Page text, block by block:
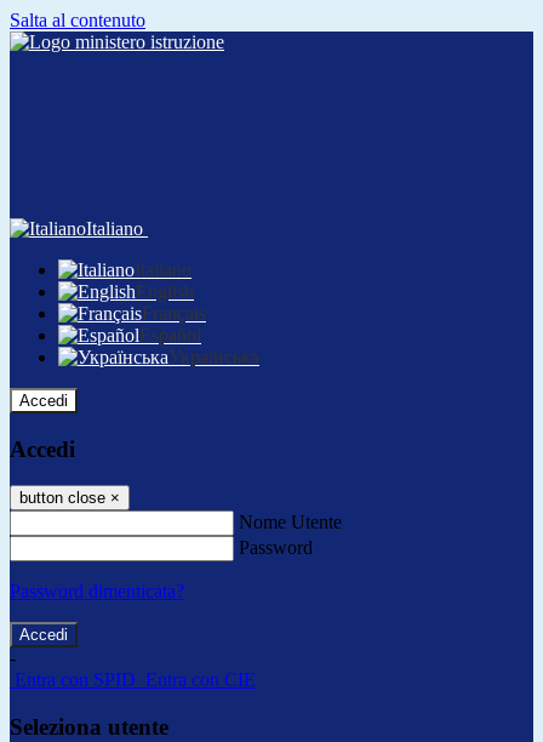
Salta al contenuto
Italiano
Italiano
English
Français
Español
Українська
Accedi
Accedi
button close ×
Nome Utente
Password
Password dimenticata?
-
Entra con SPID Entra con CIE
Seleziona utente